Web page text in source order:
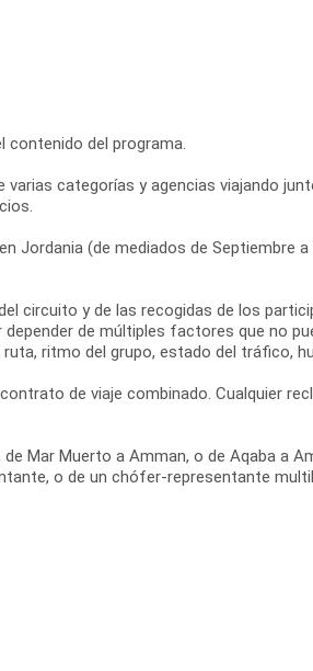
contenido del programa.
categorías y agencias viajando
Jordania (de mediados de Septiembre
circuito y de las recogidas de los
de múltiples factores que no
ritmo del grupo, estado del tráfico,
de viaje combinado. Cualquier
Mar Muerto a Amman, o de Aqaba a
o de un chófer-representante